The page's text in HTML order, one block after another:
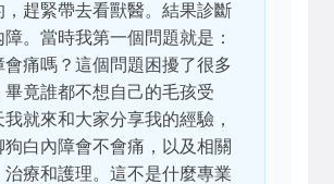
，趕緊帶去看獸醫。結果診斷
障。當時我第一個問題就是：
會痛嗎？這個問題困擾了很多
畢竟誰都不想自己的毛孩受
就來和大家分享我的經驗，
狗白內障會不會痛，以及相關
治療和護理。這不是什麼專業